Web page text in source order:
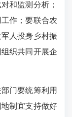
和监测分析；
作；要联合农
人投身乡村振
织共同开展企
门要统筹利用
制宜支持做好